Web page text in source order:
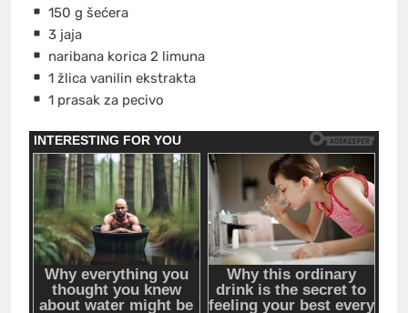
150 g šećera
3 jaja
naribana korica 2 limuna
1 žlica vanilin ekstrakta
1 prasak za pecivo